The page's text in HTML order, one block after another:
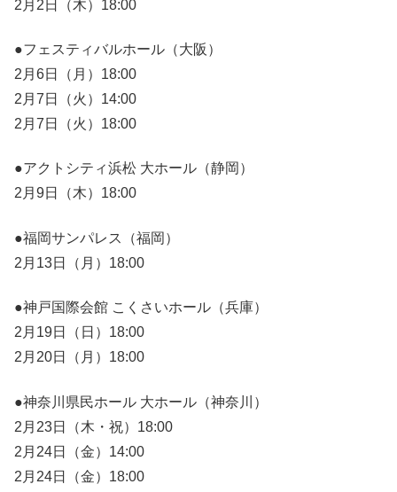
2月2日（木）18:00
●フェスティバルホール（大阪）
2月6日（月）18:00
2月7日（火）14:00
2月7日（火）18:00
●アクトシティ浜松 大ホール（静岡）
2月9日（木）18:00
●福岡サンパレス（福岡）
2月13日（月）18:00
●神戸国際会館 こくさいホール（兵庫）
2月19日（日）18:00
2月20日（月）18:00
●神奈川県民ホール 大ホール（神奈川）
2月23日（木・祝）18:00
2月24日（金）14:00
2月24日（金）18:00